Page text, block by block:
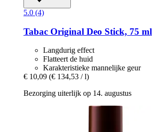
5.0 (4)
Tabac Original Deo Stick, 75 ml
Langdurig effect
Flatteert de huid
Karakteristieke mannelijke geur
€ 10,09 (€ 134,53 / l)
Bezorging uiterlijk op 14. augustus